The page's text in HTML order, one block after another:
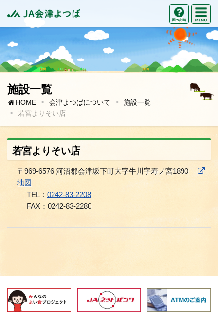
JA会津よつば
困った時
施設一覧
HOME 会津よつばについて
施設一覧
若宮よりそい店
若宮よりそい店
〒969-6576 河沼郡会津坂下町大字牛川字寿ノ宮1890
地図
TEL： 0242-83-2208
FAX：0242-83-2280